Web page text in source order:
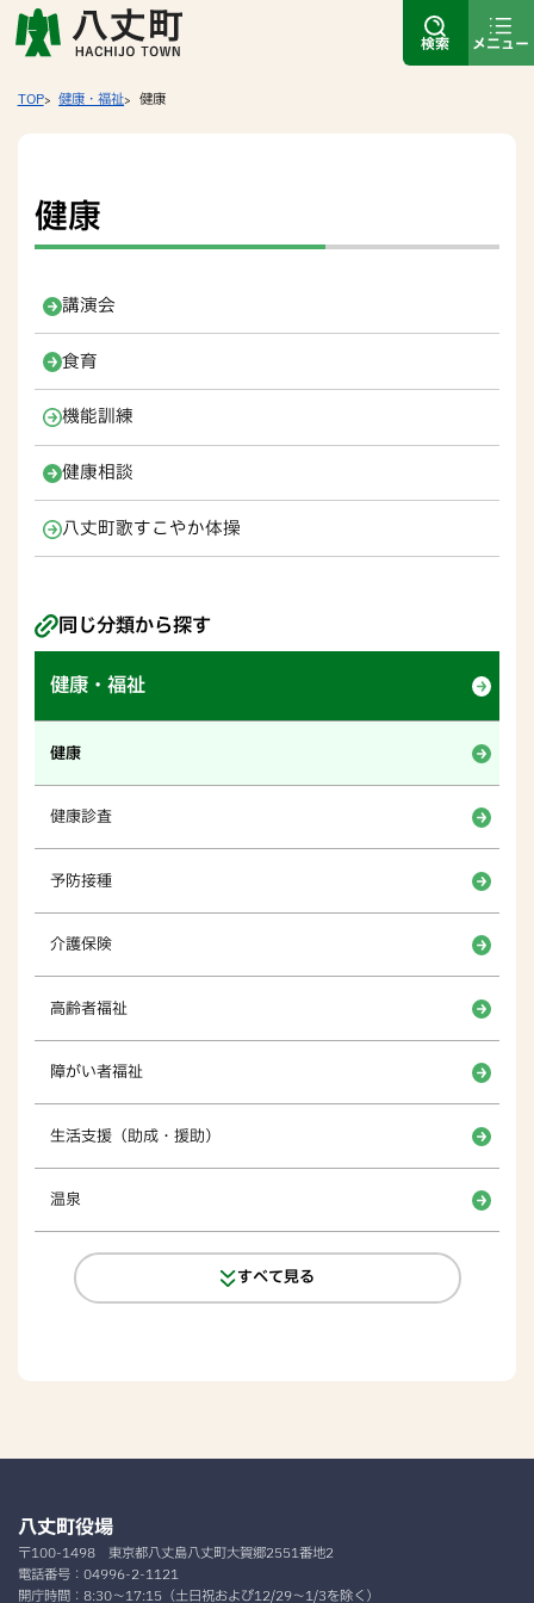
検索 メニュー
TOP 健康・福祉 健康
健康
講演会
食育
機能訓練
健康相談
八丈町歌すこやか体操
同じ分類から探す
健康・福祉
健康
健康診査
予防接種
介護保険
高齢者福祉
障がい者福祉
生活支援（助成・援助）
温泉
すべて見る
八丈町役場
〒100-1498 東京都八丈島八丈町大賀郷2551番地2
電話番号： 04996-2-1121
開庁時間： 8:30～17:15（土日祝および12/29～1/3を除く）